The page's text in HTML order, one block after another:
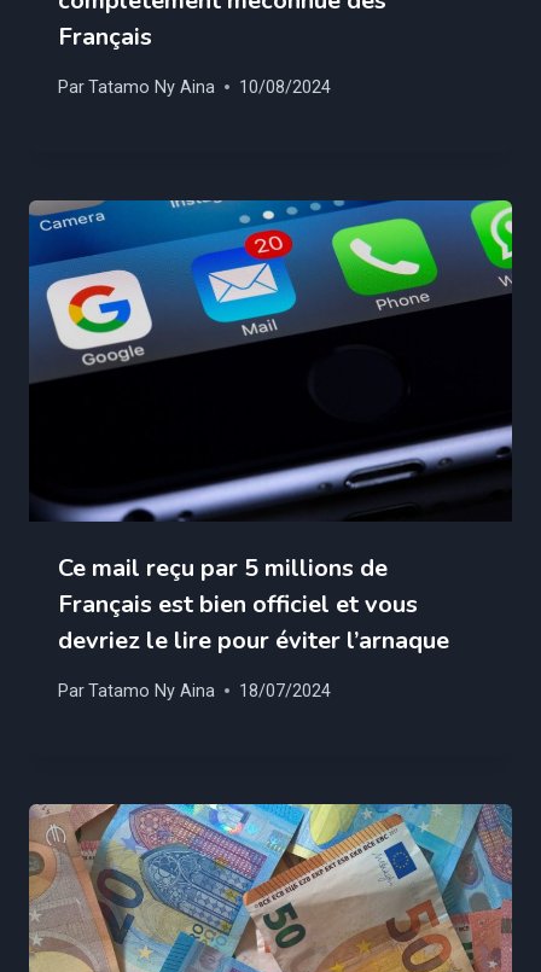
Français
ParTatamo Ny Aina 10/08/2024
Ce mail reçu par 5 millions de
Français est bien officiel et vous
devriez le lire pour éviter l’arnaque
ParTatamo Ny Aina 18/07/2024